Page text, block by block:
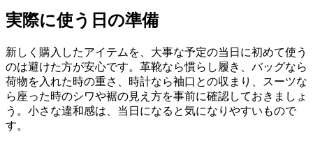
実際に使う日の準備
新しく購入したアイテムを、大事な予定の当日に初めて使う
のは避けた方が安心です。革靴なら慣らし履き、バッグなら
荷物を入れた時の重さ、時計なら袖口との収まり、スーツな
ら座った時のシワや裾の見え方を事前に確認しておきましょ
う。小さな違和感は、当日になると気になりやすいもので
す。